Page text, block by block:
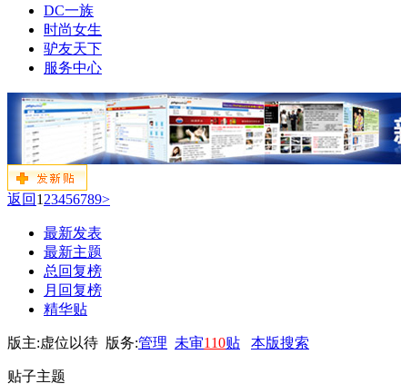
DC一族
时尚女生
驴友天下
服务中心
返回 1 23456789>
最新发表
最新主题
总回复榜
月回复榜
精华贴
版主:虚位以待 版务:管理 未审110贴 本版搜索
贴子主题